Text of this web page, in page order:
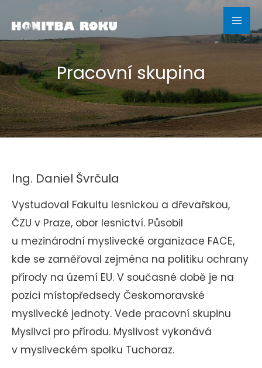
na
obsah
Pracovní skupina
Ing. Daniel Švrčula
Vystudoval Fakultu lesnickou a dřevařskou,
ČZU v Praze, obor lesnictví. Působil
u mezinárodní myslivecké organizace FACE,
kde se zaměřoval zejména na politiku ochrany
přírody na území EU. V současné době je na
pozici místopředsedy Českomoravské
myslivecké jednoty. Vede pracovní skupinu
Myslivci pro přírodu. Myslivost vykonává
v mysliveckém spolku Tuchoraz.